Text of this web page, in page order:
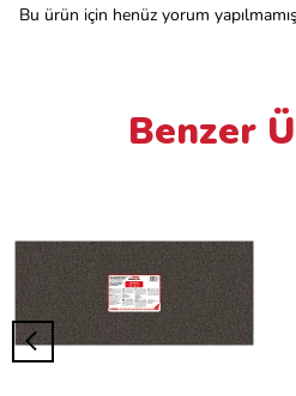
Bu ürün için henüz yorum
Benzer